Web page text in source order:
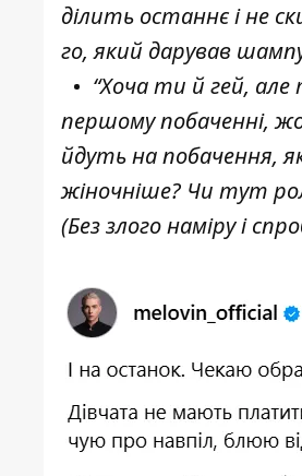
ділить останнє і не
го, який дарував
“Хоча ти й гей,
першому побаченні,
йдуть на побачення,
жіночніше? Чи тут
(Без злого наміру і